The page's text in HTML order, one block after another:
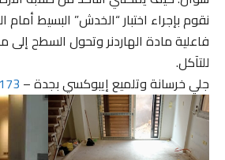
نقوم بإجراء اختبار “الخدش” البسيط أمام
فاعلية مادة الهاردنر وتحول السطح إلى
للتآكل.
جلي خرسانة وتلميع إيبوكسي بجدة –